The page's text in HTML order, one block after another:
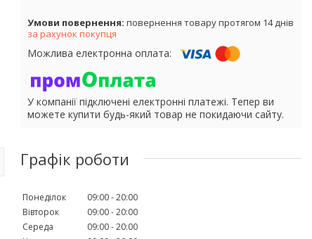
повернення товару протягом 14 днів
за рахунок покупця
У компанії підключені електронні платежі. Тепер ви
можете купити будь-який товар не покидаючи сайту.
Графік роботи
Понеділок 09:00 20:00
Вівторок
09:00 20:00
Середа
09:00 20:00